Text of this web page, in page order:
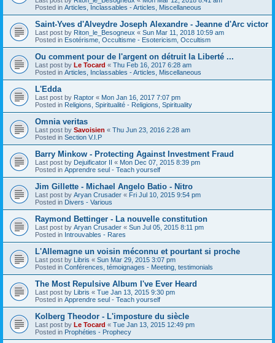
Posted in Articles, Inclassables - Articles, Miscellaneous
Saint-Yves d'Alveydre Joseph Alexandre - Jeanne d'Arc victor
Last post by Riton_le_Besogneux « Sun Mar 11, 2018 10:59 am
Posted in Esotérisme, Occultisme - Esotericism, Occultism
Ou comment pour de l'argent on détruit la Liberté ...
Last post by Le Tocard « Thu Feb 16, 2017 6:28 am
Posted in Articles, Inclassables - Articles, Miscellaneous
L'Edda
Last post by Raptor « Mon Jan 16, 2017 7:07 pm
Posted in Religions, Spiritualité - Religions, Spirituality
Omnia veritas
Last post by Savoisien « Thu Jun 23, 2016 2:28 am
Posted in Section V.I.P
Barry Minkow - Protecting Against Investment Fraud
Last post by Dejuificator II « Mon Dec 07, 2015 8:39 pm
Posted in Apprendre seul - Teach yourself
Jim Gillette - Michael Angelo Batio - Nitro
Last post by Aryan Crusader « Fri Jul 10, 2015 9:54 pm
Posted in Divers - Various
Raymond Bettinger - La nouvelle constitution
Last post by Aryan Crusader « Sun Jul 05, 2015 8:11 pm
Posted in Introuvables - Rares
L'Allemagne un voisin méconnu et pourtant si proche
Last post by Libris « Sun Mar 29, 2015 3:07 pm
Posted in Conférences, témoignages - Meeting, testimonials
The Most Repulsive Album I've Ever Heard
Last post by Libris « Tue Jan 13, 2015 9:30 pm
Posted in Apprendre seul - Teach yourself
Kolberg Theodor - L'imposture du siècle
Last post by Le Tocard « Tue Jan 13, 2015 12:49 pm
Posted in Prophéties - Prophecy